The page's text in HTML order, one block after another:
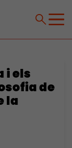
i els
de
la